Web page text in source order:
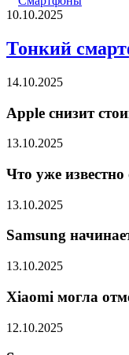
10.10.2025
Тонкий
14.10.2025
Apple снизит
13.10.2025
Что уже
13.10.2025
Samsung
13.10.2025
Xiaomi могла
12.10.2025